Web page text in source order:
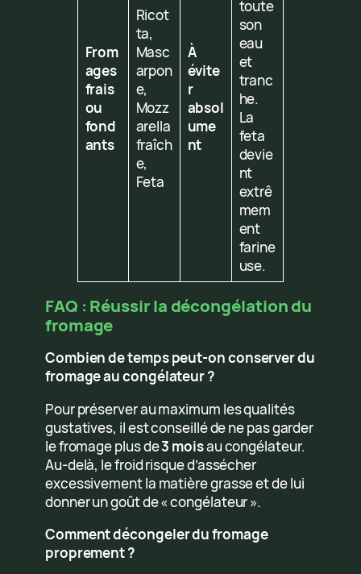
From
ages
frais
ou
fond
ants
Ricot
ta,
Masc
arpon
e,
Mozz
arella
fraîch
e,
Feta
À
évite
r
absol
ume
nt
toute
son
eau
et
tranc
he.
La
feta
devie
nt
extrê
mem
ent
farine
use.
FAQ : Réussir la décongélation du
fromage
Combien de temps peut-on conserver du
fromage au congélateur ?
Pour préserver au maximum les qualités
gustatives, il est conseillé de ne pas garder
le fromage plus de3 moisau congélateur.
Au-delà, le froid risque d’assécher
excessivement la matière grasse et de lui
donner un goût de « congélateur ».
Comment décongeler du fromage
proprement ?